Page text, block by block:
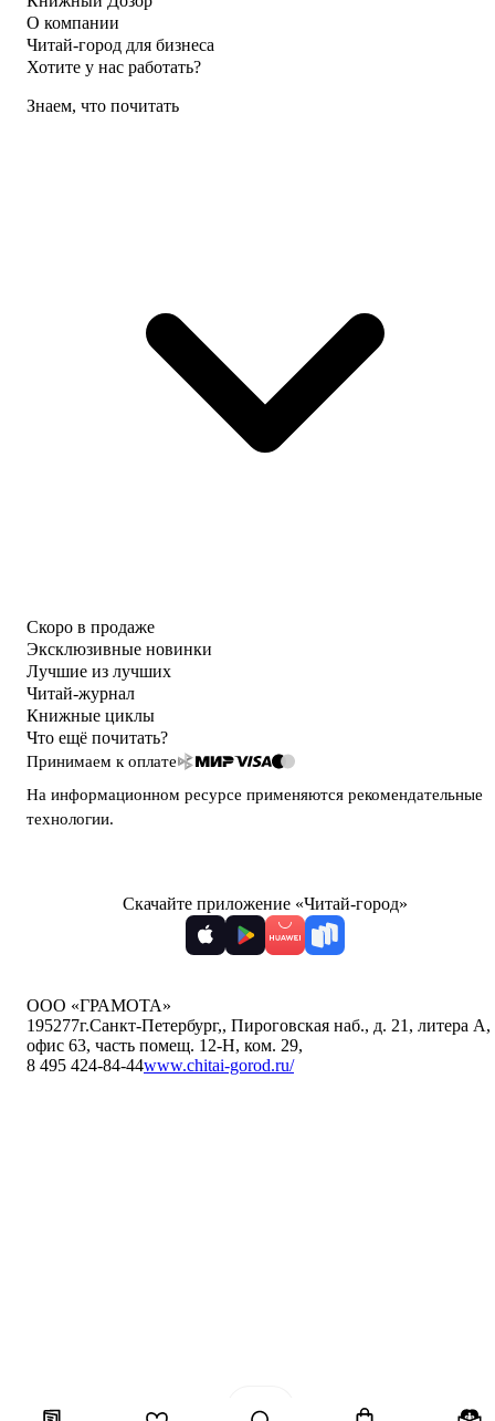
О компании
Читай-город для бизнеса
Хотите у нас работать?
Знаем, что почитать
Скоро в продаже
Эксклюзивные новинки
Лучшие из лучших
Читай-журнал
Книжные циклы
Что ещё почитать?
Принимаем к оплате
На информационном ресурсе применяются рекомендательные
технологии.
Скачайте приложение «Читай-город»
ООО «ГРАМОТА»
195277г.Санкт-Петербург,, Пироговская наб., д. 21, литера А,
офис 63, часть помещ. 12-Н, ком. 29,
8 495 424-84-44www.chitai-gorod.ru/